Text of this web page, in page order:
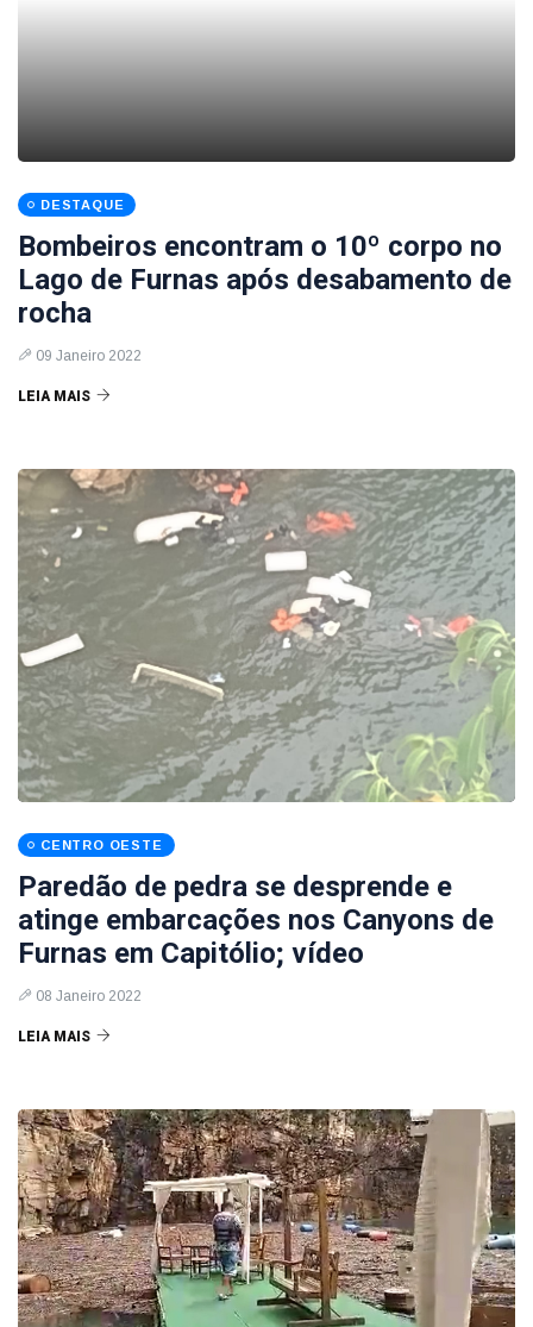
DESTAQUE
Bombeiros encontram o 10º corpo no
Lago de Furnas após desabamento de
rocha
09 Janeiro 2022
LEIA MAIS
CENTRO OESTE
Paredão de pedra se desprende e
atinge embarcações nos Canyons de
Furnas em Capitólio; vídeo
08 Janeiro 2022
LEIA MAIS